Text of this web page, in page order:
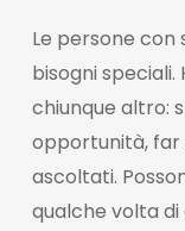
Le persone con
bisogni speciali.
chiunque altro:
opportunità, far
ascoltati.
qualche volta